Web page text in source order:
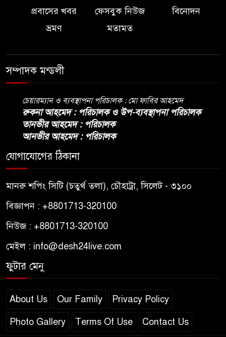
প্রবাসের খবর
ফেসবুক নিউজ
বিনোদন
ভ্রমণ
মতামত
সম্পাদক মন্ডলী
চেয়ারম্যান ও ব্যবস্থাপনা পরিচালক : মো ফাবির আহমেদ
রুকনা আহমেদ : পরিচালক ও উপ-ব্যবস্থাপনা পরিচালক
তানভীর আহমেদ : পরিচালক
আনভীর আহমেদ : পরিচালক
যোগাযোগের ঠিকানা
মানরু শপিং সিটি (চতুর্থ তলা), চৌহাট্রা, সিলেট - ৩১০০
বিজ্ঞাপন : +8801713-320100
নিউজ : +8801713-320100
মেইল : info@desh24live.com
ফুটার মেনু
About Us Our Family Privacy Policy
Photo Gallery Terms Of Use Contact Us